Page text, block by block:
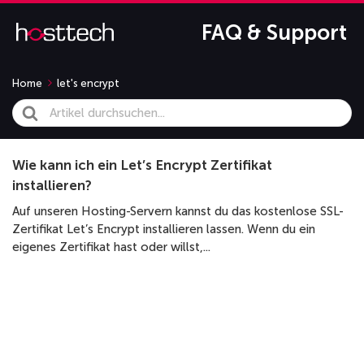
FAQ & Support
Home let's encrypt
Search
For
Wie kann ich ein Let’s Encrypt Zertifikat
installieren?
Auf unseren Hosting-Servern kannst du das kostenlose SSL-
Zertifikat Let’s Encrypt installieren lassen. Wenn du ein
eigenes Zertifikat hast oder willst,...